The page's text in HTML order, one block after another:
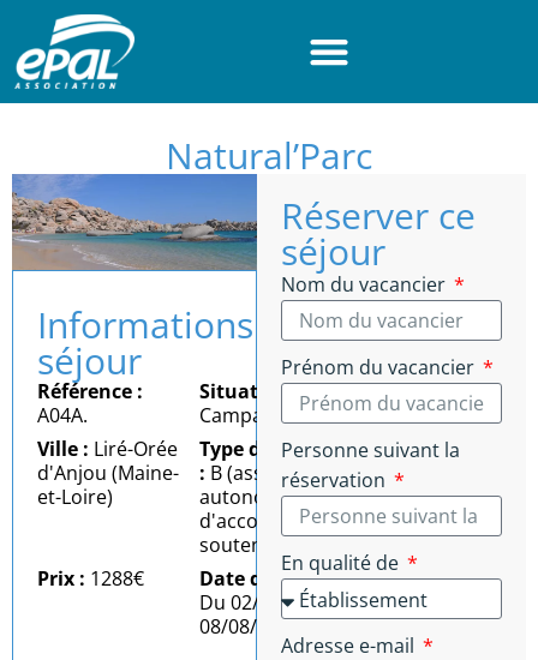
Natural’Parc
Informations
séjour
Référence :
A04A.
Situation :
Campagne
Ville : Liré-Orée
d'Anjou (Maine-
et-Loire)
Type d'autonomie
: B (assez bonne
autonomie = besoin
d'accompagnement
soutenu)
Prix : 1288€
Date du séjour :
Du 02/08/2026 au
08/08/2026
Réserver ce
séjour
Nom du vacancier
Prénom du vacancier
Personne suivant la
réservation
En qualité de
Adresse e-mail
Panneau de gestion des cookies